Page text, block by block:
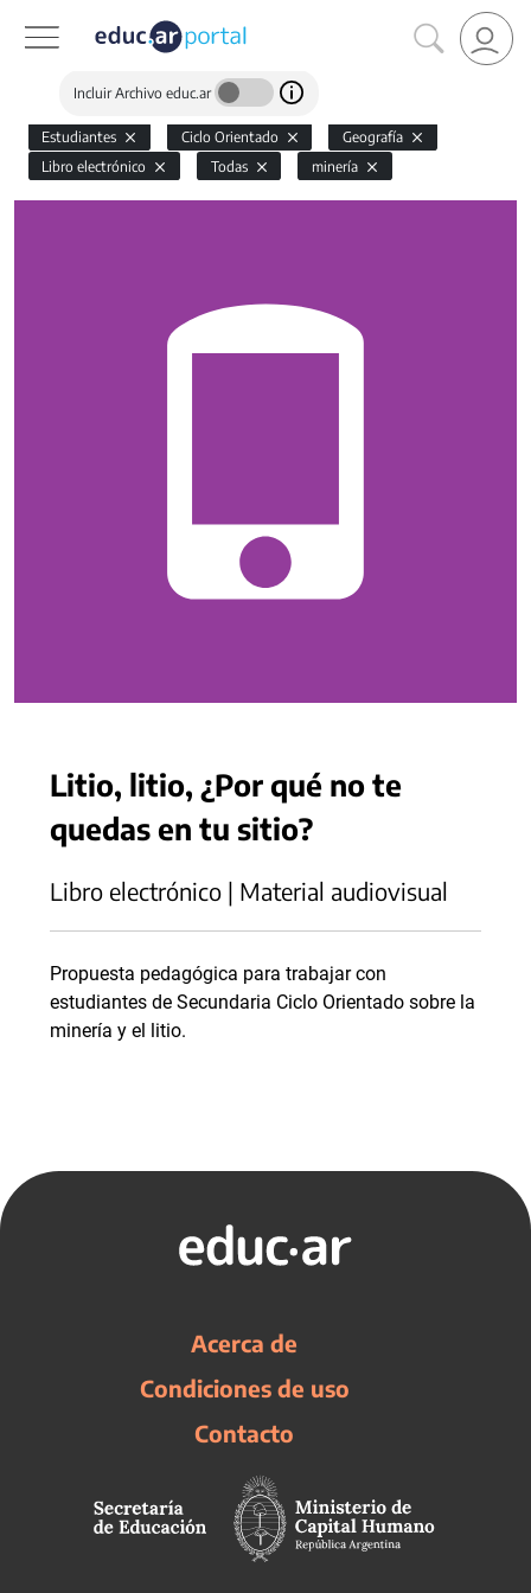
Incluir Archivo educ.ar
Estudiantes Ciclo Orientado
Geografía
Libro electrónico
Todas minería
Litio, litio, ¿Por qué no te
quedas en tu sitio?
Libro electrónico | Material audiovisual
Propuesta pedagógica para trabajar con
estudiantes de Secundaria Ciclo Orientado sobre la
minería y el litio.
Acerca de
Condiciones de uso
Contacto